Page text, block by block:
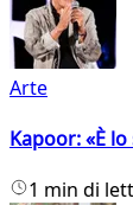
Arte
Kapoor: «È
1 min di